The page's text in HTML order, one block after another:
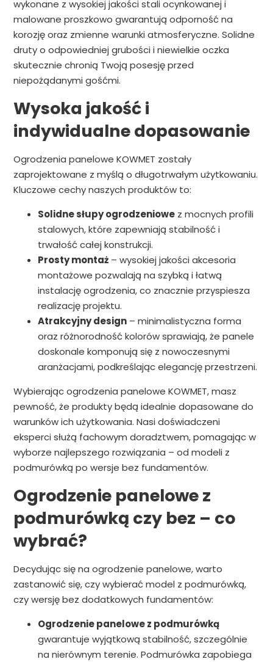
wykonane z wysokiej jakości stali ocynkowanej i
malowane proszkowo gwarantują odporność na
korozję oraz zmienne warunki atmosferyczne. Solidne
druty o odpowiedniej grubości i niewielkie oczka
skutecznie chronią Twoją posesję przed
niepożądanymi gośćmi.
Wysoka jakość i
indywidualne dopasowanie
Ogrodzenia panelowe KOWMET zostały
zaprojektowane z myślą o długotrwałym użytkowaniu.
Kluczowe cechy naszych produktów to:
Solidne słupy ogrodzeniowez mocnych profili
stalowych, które zapewniają stabilność i
trwałość całej konstrukcji.
Prosty montaż– wysokiej jakości akcesoria
montażowe pozwalają na szybką i łatwą
instalację ogrodzenia, co znacznie przyspiesza
realizację projektu.
Atrakcyjny design– minimalistyczna forma
oraz różnorodność kolorów sprawiają, że panele
doskonale komponują się z nowoczesnymi
aranżacjami, podkreślając elegancję przestrzeni.
Wybierając ogrodzenia panelowe KOWMET, masz
pewność, że produkty będą idealnie dopasowane do
warunków ich użytkowania. Nasi doświadczeni
eksperci służą fachowym doradztwem, pomagając w
wyborze najlepszego rozwiązania – od modeli z
podmurówką po wersje bez fundamentów.
Ogrodzenie panelowe z
podmurówką czy bez – co
wybrać?
Decydując się na ogrodzenie panelowe, warto
zastanowić się, czy wybierać model z podmurówką,
czy wersję bez dodatkowych fundamentów:
Ogrodzenie panelowe z podmurówką
gwarantuje wyjątkową stabilność, szczególnie
na nierównym terenie. Podmurówka zapobiega